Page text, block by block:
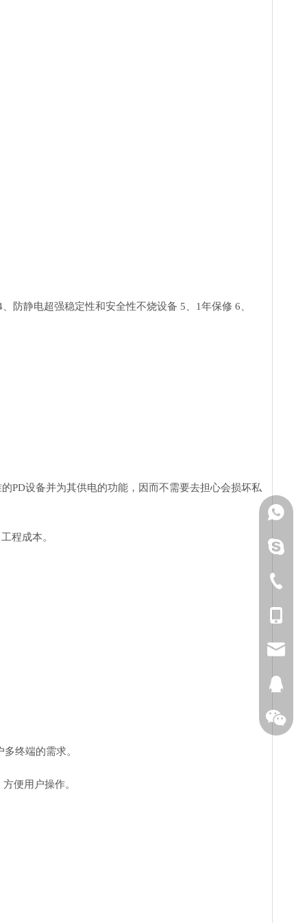
、防静电超强稳定性和安全性不烧设备 5、1年保修 6、
PD设备并为其供电的功能，因而不需要去担心会损坏私
程成本。
终端的需求。
便用户操作。
chuchao
0755-